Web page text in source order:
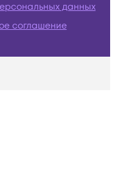
данных
соглашение